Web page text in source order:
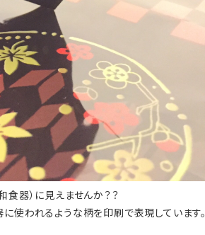
食器）に見えませんか？？
使われるような柄を印刷で表現しています。